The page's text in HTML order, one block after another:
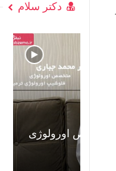
دکتر سلام
عوارض و